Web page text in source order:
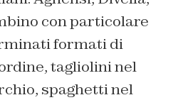
con particolare
formati di
tagliolini nel
spaghetti nel